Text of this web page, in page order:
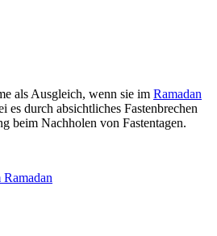
als Aus­gleich, wenn sie im Ramadan
es durch ab­sichtliches Fasten­brechen
beim Nach­holen von Fasten­tagen.